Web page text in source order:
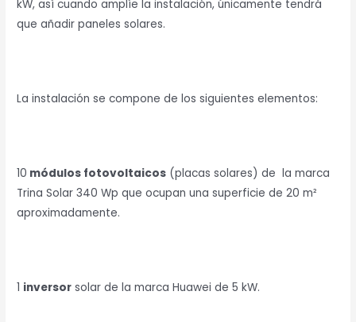
kW, así cuando amplíe la instalación, únicamente tendrá
que añadir paneles solares.
La instalación se compone de los siguientes elementos:
10 módulos fotovoltaicos (placas solares) de la marca
Trina Solar 340 Wp que ocupan una superficie de 20 m²
aproximadamente.
1 inversor solar de la marca Huawei de 5 kW.